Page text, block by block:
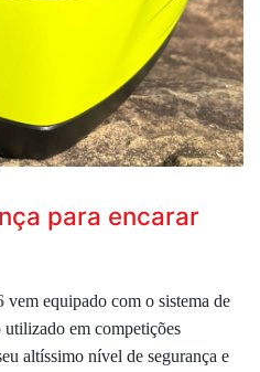
para encarar
vem equipado com o sistema de
utilizado em competições
altíssimo nível de segurança e